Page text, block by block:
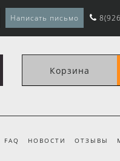
Написать письмо
Корзина
FAQ НОВОСТИ ОТЗЫВЫ